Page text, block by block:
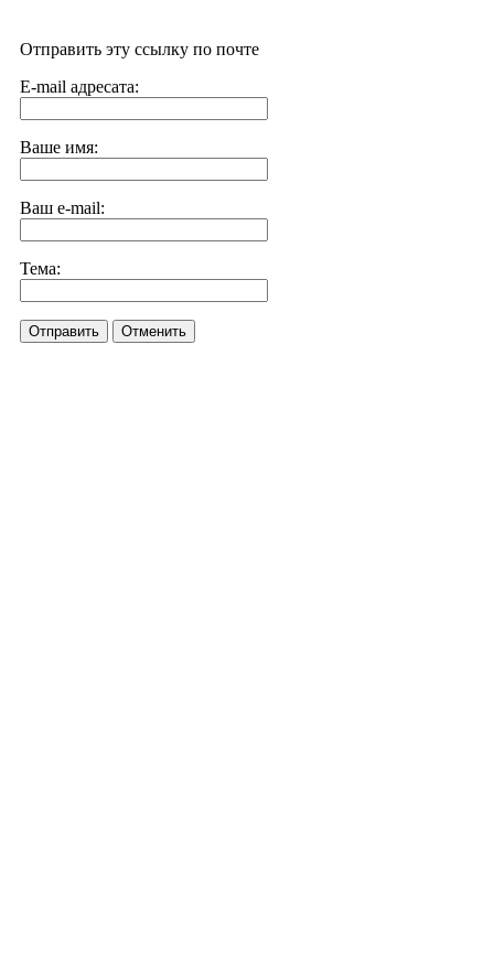
Отправить эту ссылку по почте
E-mail адресата:
Ваше имя:
Ваш e-mail:
Тема:
Отправить Отменить